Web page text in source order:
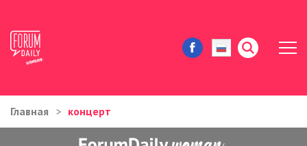
ЖИЗНЬ И ИСТОРИИ
Главная концерт